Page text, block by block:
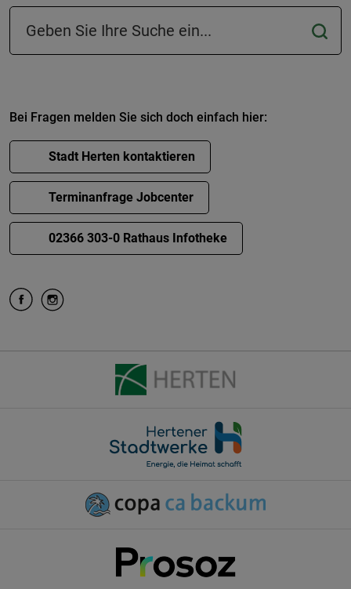
Suchfeld in der Fußzeile
Bei Fragen melden Sie sich doch einfach hier:
Stadt Herten kontaktieren
Terminanfrage Jobcenter
02366 303-0 Rathaus Infotheke